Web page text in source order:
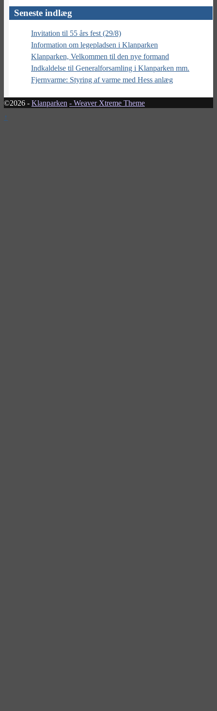
Seneste indlæg
Invitation til 55 års fest (29/8)
Information om legepladsen i Klanparken
Klanparken, Velkommen til den nye formand
Indkaldelse til Generalforsamling i Klanparken mm.
Fjernvarme: Styring af varme med Hess anlæg
©2026 - Klanparken - Weaver Xtreme Theme
↑